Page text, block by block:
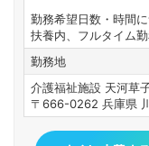
勤務希望日数・時間
扶養内、フルタイム
勤務地
介護福祉施設 天河草
〒666-0262 兵庫県